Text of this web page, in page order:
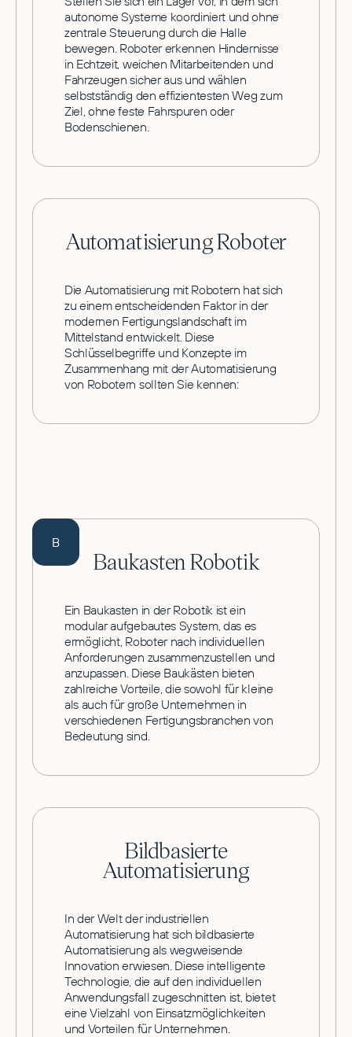
autonome Systeme koordiniert und ohne
zentrale Steuerung durch die Halle
bewegen. Roboter erkennen Hindernisse
in Echtzeit, weichen Mitarbeitenden und
Fahrzeugen sicher aus und wählen
selbstständig den effizientesten Weg zum
Ziel, ohne feste Fahrspuren oder
Bodenschienen.
Automatisierung Roboter
Die Automatisierung mit Robotern hat sich
zu einem entscheidenden Faktor in der
modernen Fertigungslandschaft im
Mittelstand entwickelt. Diese
Schlüsselbegriffe und Konzepte im
Zusammenhang mit der Automatisierung
von Robotern sollten Sie kennen:
B
Baukasten Robotik
Ein Baukasten in der Robotik ist ein
modular aufgebautes System, das es
ermöglicht, Roboter nach individuellen
Anforderungen zusammenzustellen und
anzupassen. Diese Baukästen bieten
zahlreiche Vorteile, die sowohl für kleine
als auch für große Unternehmen in
verschiedenen Fertigungsbranchen von
Bedeutung sind.
Bildbasierte
Automatisierung
In der Welt der industriellen
Automatisierung hat sich bildbasierte
Automatisierung als wegweisende
Innovation erwiesen. Diese intelligente
Technologie, die auf den individuellen
Anwendungsfall zugeschnitten ist, bietet
eine Vielzahl von Einsatzmöglichkeiten
und Vorteilen für Unternehmen.